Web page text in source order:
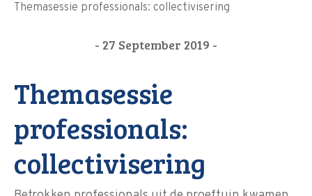
Themasessie professionals: collectivisering
- 27 September 2019 -
Themasessie
professionals:
collectivisering